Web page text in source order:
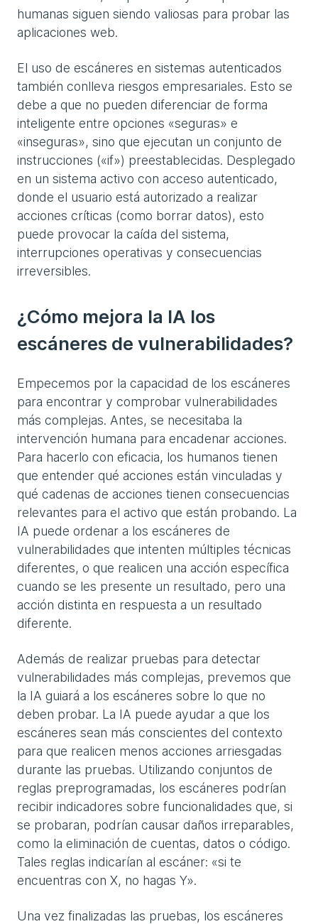
humanas siguen siendo valiosas para probar las
aplicaciones web.
El uso de escáneres en sistemas autenticados
también conlleva riesgos empresariales. Esto se
debe a que no pueden diferenciar de forma
inteligente entre opciones «seguras» e
«inseguras», sino que ejecutan un conjunto de
instrucciones («if») preestablecidas. Desplegado
en un sistema activo con acceso autenticado,
donde el usuario está autorizado a realizar
acciones críticas (como borrar datos), esto
puede provocar la caída del sistema,
interrupciones operativas y consecuencias
irreversibles.
¿Cómo mejora la IA los
escáneres de vulnerabilidades?
Empecemos por la capacidad de los escáneres
para encontrar y comprobar vulnerabilidades
más complejas. Antes, se necesitaba la
intervención humana para encadenar acciones.
Para hacerlo con eficacia, los humanos tienen
que entender qué acciones están vinculadas y
qué cadenas de acciones tienen consecuencias
relevantes para el activo que están probando. La
IA puede ordenar a los escáneres de
vulnerabilidades que intenten múltiples técnicas
diferentes, o que realicen una acción específica
cuando se les presente un resultado, pero una
acción distinta en respuesta a un resultado
diferente.
Además de realizar pruebas para detectar
vulnerabilidades más complejas, prevemos que
la IA guiará a los escáneres sobre lo que no
deben probar. La IA puede ayudar a que los
escáneres sean más conscientes del contexto
para que realicen menos acciones arriesgadas
durante las pruebas. Utilizando conjuntos de
reglas preprogramadas, los escáneres podrían
recibir indicadores sobre funcionalidades que, si
se probaran, podrían causar daños irreparables,
como la eliminación de cuentas, datos o código.
Tales reglas indicarían al escáner: «si te
encuentras con X, no hagas Y».
Una vez finalizadas las pruebas, los escáneres